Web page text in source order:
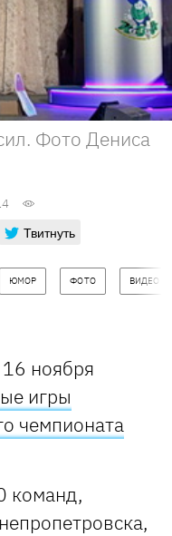
Фото Дениса
Твитнуть
ЮМОР ФОТО ВИДЕО
ноября
игры
чемпионата
команд,